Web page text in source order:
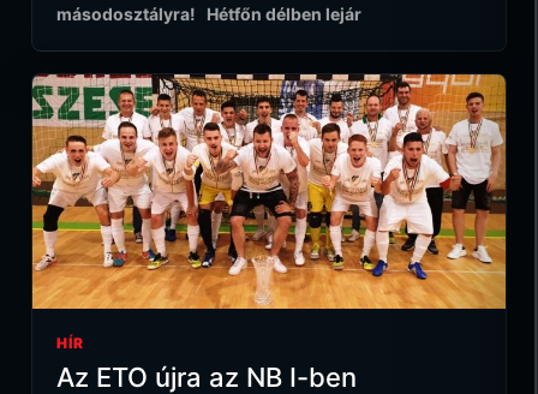
másodosztályra! Hétfőn délben lejár
HÍR
Az ETO újra az NB I-ben